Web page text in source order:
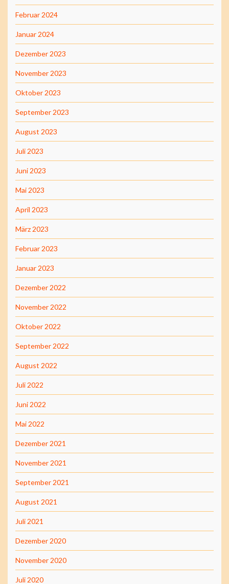
Februar 2024
Januar 2024
Dezember 2023
November 2023
Oktober 2023
September 2023
August 2023
Juli 2023
Juni 2023
Mai 2023
April 2023
März 2023
Februar 2023
Januar 2023
Dezember 2022
November 2022
Oktober 2022
September 2022
August 2022
Juli 2022
Juni 2022
Mai 2022
Dezember 2021
November 2021
September 2021
August 2021
Juli 2021
Dezember 2020
November 2020
Juli 2020